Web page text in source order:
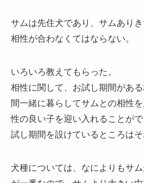
サムは先住犬であり、サムあり
相性が合わなくてはならない。
いろいろ教えてもらった。
相性に関して、お試し期間があ
間一緒に暮らしてサムとの相性
性の良い子を迎い入れることが
試し期間を設けているところはそ
犬種については、なによりもサ